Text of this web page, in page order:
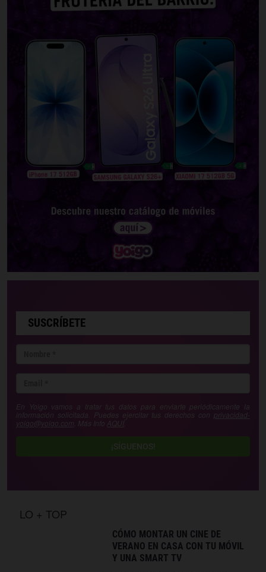
SUSCRÍBETE
En Yoigo vamos a tratar tus datos para enviarte periódicamente la
información solicitada. Puedes ejercitar tus derechos con privacidad-
yoigo@yoigo.com . Más Info AQUÍ
¡SÍGUENOS!
LO + TOP
CÓMO MONTAR UN CINE DE
VERANO EN CASA CON TU MÓVIL
Y UNA SMART TV